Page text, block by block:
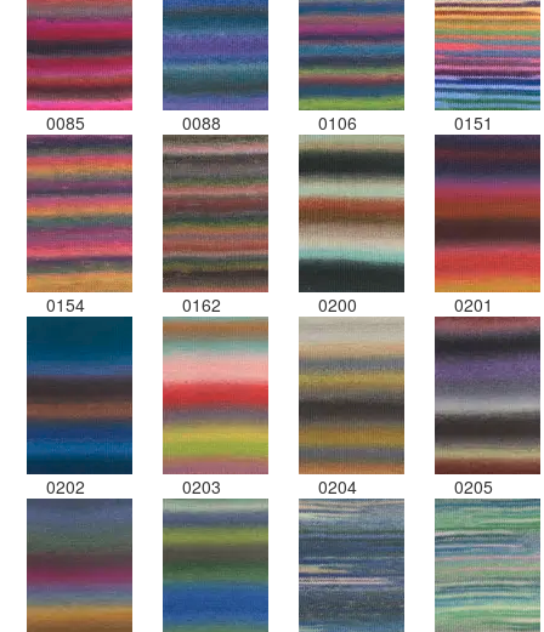
0085 0088 0106 0151
0154 0162 0200 0201
0202 0203 0204 0205